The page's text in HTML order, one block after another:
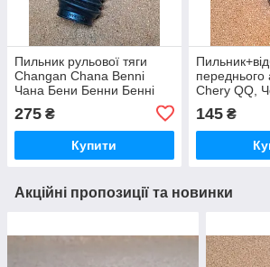
Пильник рульової тяги
Changan Chana Benni
Чана Бени Бенни Бенні
275 ₴
Купити
переднього
Chery QQ,
145₴
Акційні пропозиції та новинки